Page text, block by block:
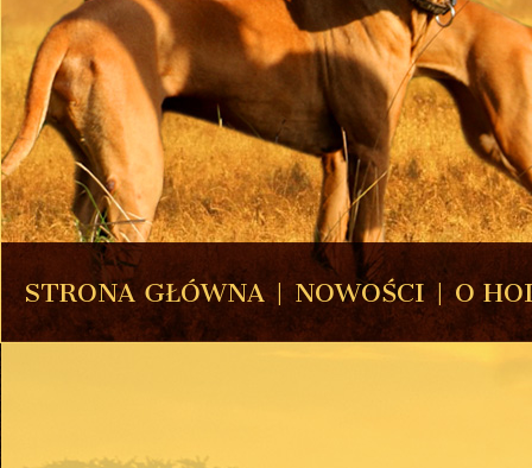
STRONA GŁÓWNA | NOWOŚCI | O